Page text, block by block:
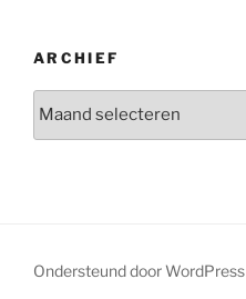
ARCHIEF
Ondersteund door WordPress